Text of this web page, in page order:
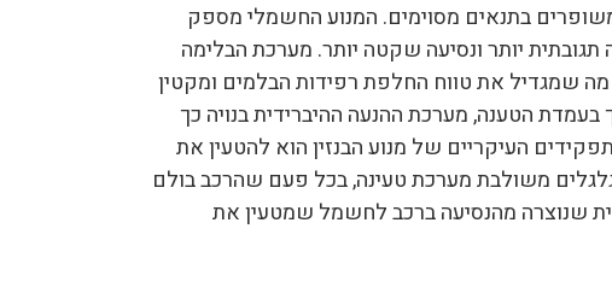
משופרים בתנאים מסוימים. המנוע החשמלי מספק
תגובתית יותר ונסיעה שקטה יותר. מערכת הבלימה
מה שמגדיל את טווח החלפת רפידות הבלמים ומקטין
בעמדת הטענה, מערכת ההנעה ההיברידית בנויה כך
העיקריים של מנוע הבנזין הוא להטעין את
משולבת מערכת טעינה, בכל פעם שהרכב בולם
שנוצרה מהנסיעה ברכב לחשמל שמטעין את